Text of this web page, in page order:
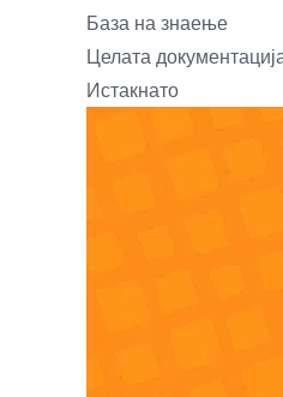
База на знаење
Целата
Истакнато